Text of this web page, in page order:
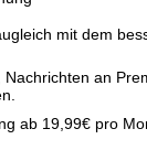
mit dem
an
ab 19,99€ pro